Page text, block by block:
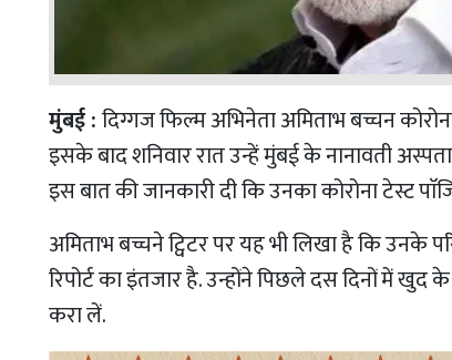
मुंबई :दिग्गज फिल्म अभिनेता अमिताभ बच्चन
इसके बाद शनिवार रात उन्हें मुंबई के नानावती
इस बात की जानकारी दी कि उनका कोरोना टेस्ट
अमिताभ बच्चने ट्विटर पर यह भी लिखा है कि उनके
रिपोर्ट का इंतजार है. उन्होंने पिछले दस दिनों में
करा लें.